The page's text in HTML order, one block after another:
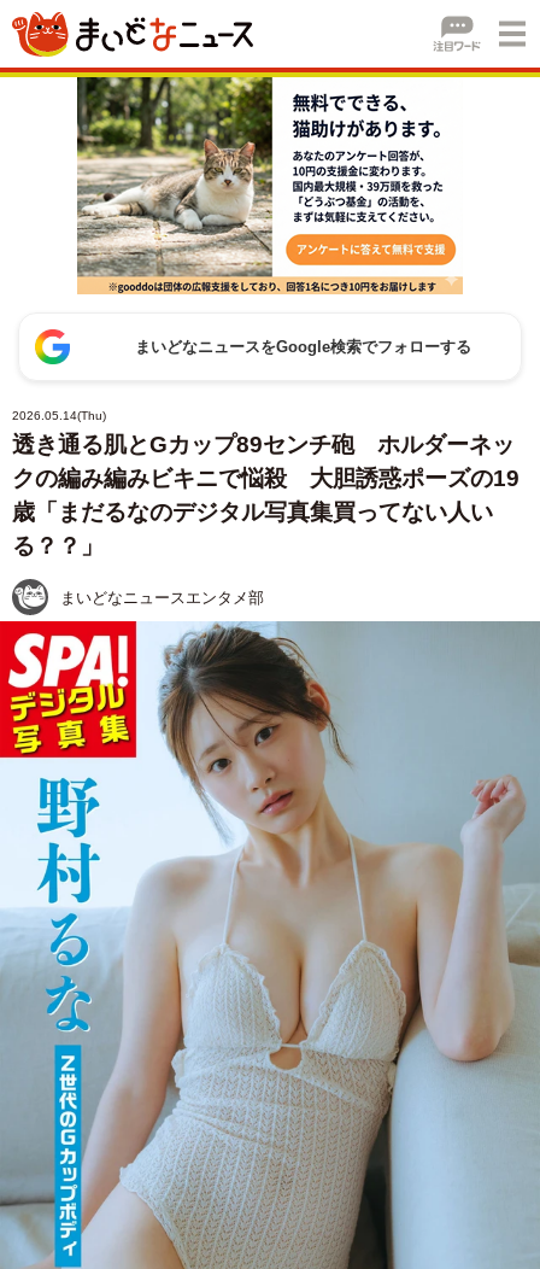
まいどなニュースをGoogle検索でフォローする
2026.05.14(Thu)
透き通る肌とGカップ89センチ砲 ホルダーネッ
クの編み編みビキニで悩殺 大胆誘惑ポーズの19
歳「まだるなのデジタル写真集買ってない人い
る？？」
まいどなニュースエンタメ部